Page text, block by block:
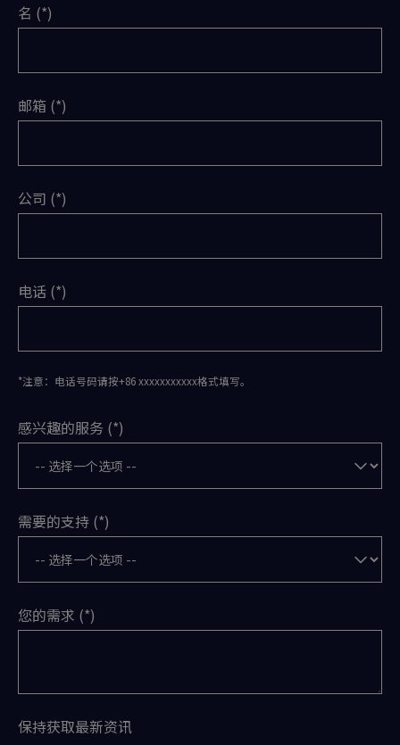
名
邮箱
公司
电话
*注意：电话号码请按+86 xxxxxxxxxxx格式填写。
感兴趣的服务
需要的支持
您的需求
保持获取最新资讯